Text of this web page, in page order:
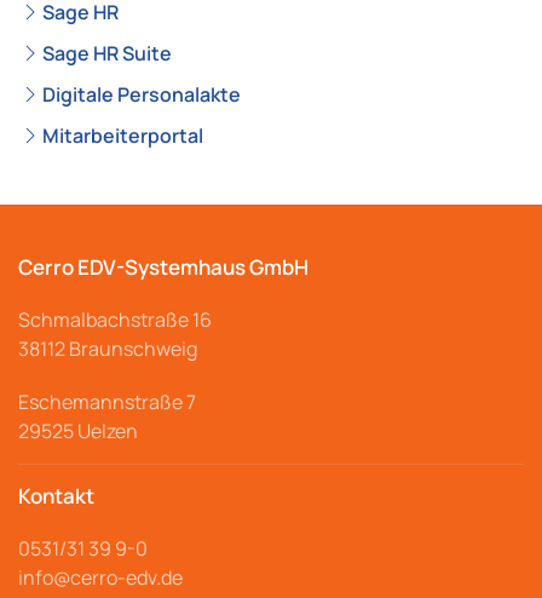
Sage HR
Sage HR Suite
Digitale Personalakte
Mitarbeiterportal
Cerro EDV-Systemhaus GmbH
Schmalbachstraße16
38112 Braunschweig
Eschemannstraße 7
29525 Uelzen
Kontakt
0531/31 39 9-0
info@cerro-edv.de